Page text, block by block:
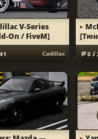
V-Series
On / FiveM]
Cadillac 0